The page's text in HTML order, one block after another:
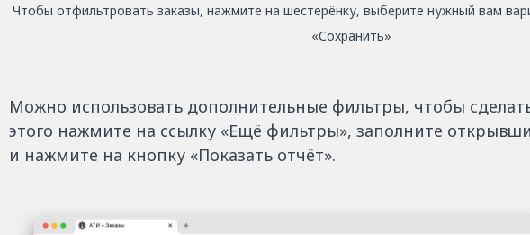
Чтобы отфильтровать заказы, нажмите на шестерёнку, выберите нужный вам
«Сохранить»
Можно использовать дополнительные фильтры, чтобы
этого нажмите на ссылку «Ещё фильтры», заполните
и нажмите на кнопку «Показать отчёт».